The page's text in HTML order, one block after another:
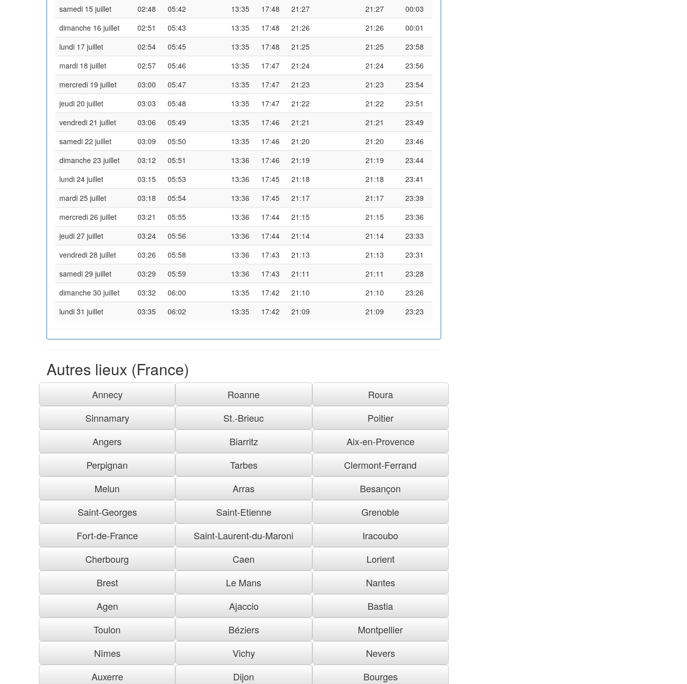
samedi 15 juillet
02:48 05:42 13:35 17:48 21:27 21:27
00:03
dimanche 16 juillet
02:51 05:43 13:35 17:48 21:26 21:26
00:01
lundi 17 juillet
02:54 05:45 13:35 17:48 21:25 21:25
23:58
mardi 18 juillet
02:57 05:46 13:35 17:47 21:24 21:24
23:56
mercredi 19 juillet
03:00 05:47 13:35 17:47 21:23 21:23
23:54
jeudi 20 juillet
03:03 05:48 13:35 17:47 21:22 21:22
23:51
vendredi 21 juillet
03:06 05:49 13:35 17:46 21:21 21:21
23:49
samedi 22 juillet
03:09 05:50 13:35 17:46 21:20 21:20
23:46
dimanche 23 juillet
03:12 05:51 13:36 17:46 21:19 21:19
23:44
lundi 24 juillet
03:15 05:53 13:36 17:45 21:18 21:18
23:41
mardi 25 juillet
03:18 05:54 13:36 17:45 21:17 21:17
23:39
mercredi 26 juillet
03:21 05:55 13:36 17:44 21:15 21:15
23:36
jeudi 27 juillet
03:24 05:56 13:36 17:44 21:14 21:14
23:33
vendredi 28 juillet
03:26 05:58 13:36 17:43 21:13 21:13
23:31
samedi 29 juillet
03:29 05:59 13:36 17:43 21:11 21:11
23:28
dimanche 30 juillet
03:32 06:00 13:35 17:42 21:10 21:10
23:26
lundi 31 juillet
03:35 06:02 13:35 17:42 21:09 21:09 23:23
Autres lieux (France)
Annecy Roanne
Roura
Sinnamary
St.-Brieuc
Poitier
Angers
Biarritz
Aix-en-Provence
Perpignan
Tarbes
Clermont-Ferrand
Melun
Arras
Besançon
Saint-Georges
Saint-Etienne
Grenoble
Fort-de-France
Saint-Laurent-du-Maroni
Iracoubo
Cherbourg
Caen
Lorient
Brest
Le Mans
Nantes
Agen
Ajaccio
Bastia
Toulon
Béziers
Montpellier
Nîmes
Vichy
Nevers
Auxerre
Dijon Bourges